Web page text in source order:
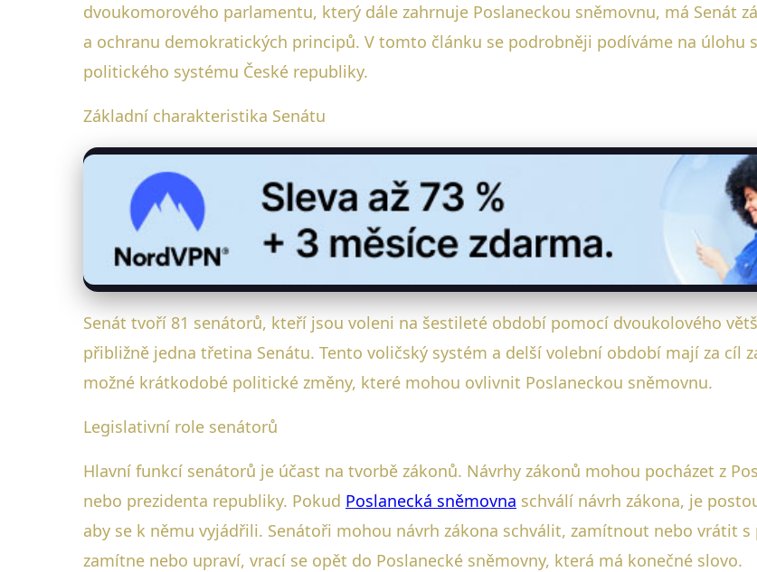
dvoukomorového parlamentu, který dále zahrnuje Poslaneckou sněmovnu, má Senát
a ochranu demokratických principů. V tomto článku se podrobněji podíváme na úlohu
politického systému České republiky.
Základní charakteristika Senátu
Senát tvoří 81 senátorů, kteří jsou voleni na šestileté období pomocí dvoukolového
přibližně jedna třetina Senátu. Tento voličský systém a delší volební období mají za cíl
možné krátkodobé politické změny, které mohou ovlivnit Poslaneckou sněmovnu.
Legislativní role senátorů
Hlavní funkcí senátorů je účast na tvorbě zákonů. Návrhy zákonů mohou pocházet z
nebo prezidenta republiky. Pokud Poslanecká sněmovna schválí návrh zákona, je
aby se k němu vyjádřili. Senátoři mohou návrh zákona schválit, zamítnout nebo vrátit
zamítne nebo upraví, vrací se opět do Poslanecké sněmovny, která má konečné slovo.